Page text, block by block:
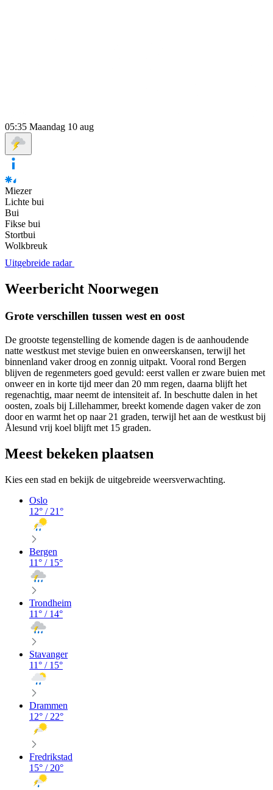
05:35 Maandag 10 aug
Miezer
Lichte bui
Bui
Fikse bui
Stortbui
Wolkbreuk
Uitgebreide radar
Weerbericht Noorwegen
Grote verschillen tussen west en oost
De grootste tegenstelling de komende dagen is de aanhoudende
natte westkust met stevige buien en onweerskansen, terwijl het
binnenland vaker droog en zonnig uitpakt. Vooral rond Bergen
blijven de regenmeters goed gevuld: eerst vallen er zware buien met
onweer en in korte tijd meer dan 20 mm regen, daarna blijft het
regenachtig, maar neemt de intensiteit af. In beschutte dalen in het
oosten, zoals bij Lillehammer, breekt komende dagen vaker de zon
door en warmt het op naar 21 graden, terwijl het aan de westkust bij
Ålesund vrij koel blijft met 15 graden.
Meest bekeken plaatsen
Kies een stad en bekijk de uitgebreide weersverwachting.
Oslo
12° / 21°
Bergen
11° / 15°
Trondheim
11° / 14°
Stavanger
11° / 15°
Drammen
12° / 22°
Fredrikstad
15° / 20°